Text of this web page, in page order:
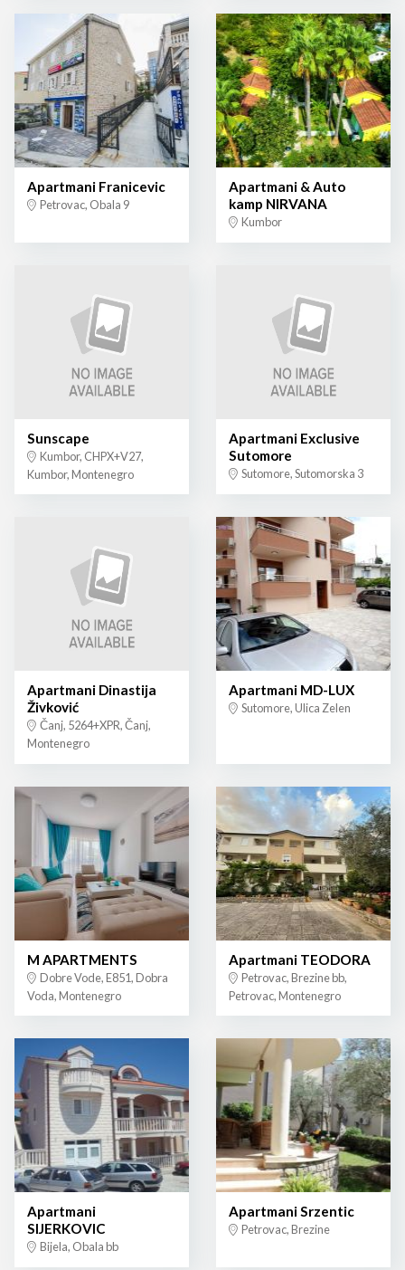
Apartmani Franicevic
Petrovac, Obala 9
Apartmani & Auto
kamp NIRVANA
Kumbor
Sunscape
Kumbor, CHPX+V27,
Kumbor, Montenegro
Apartmani Exclusive
Sutomore
Sutomore, Sutomorska 3
Apartmani Dinastija
Živković
Čanj, 5264+XPR, Čanj,
Montenegro
Apartmani MD-LUX
Sutomore, Ulica Zelen
M APARTMENTS
Dobre Vode, E851, Dobra
Voda, Montenegro
Apartmani TEODORA
Petrovac, Brezine bb,
Petrovac, Montenegro
Apartmani
SIJERKOVIC
Bijela, Obala bb
Apartmani Srzentic
Petrovac, Brezine